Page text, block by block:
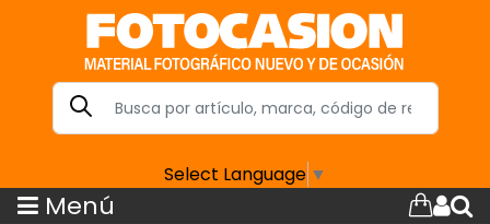
Select Language ▼
Menú